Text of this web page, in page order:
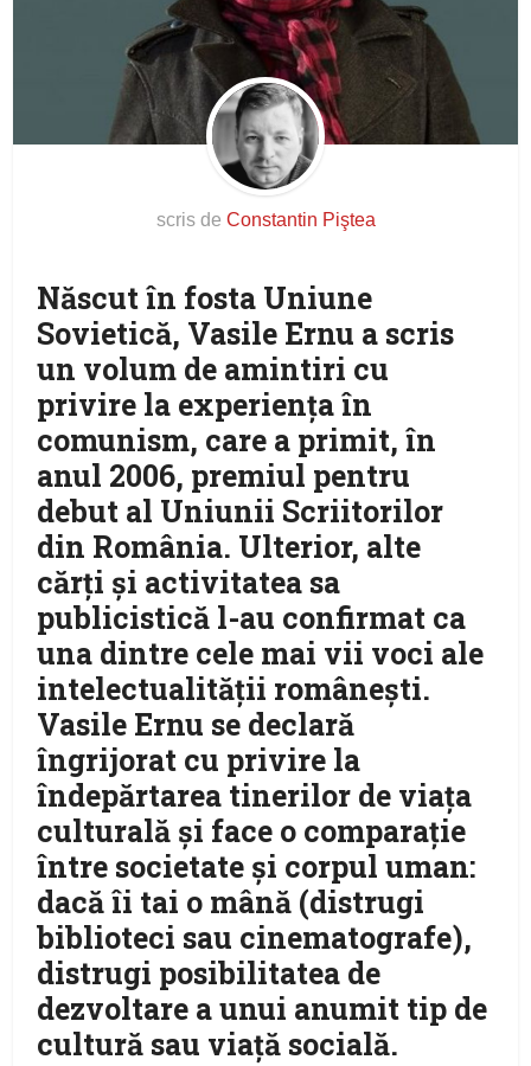
scris de Constantin Piştea
Născut în fosta Uniune
Sovietică, Vasile Ernu a scris
un volum de amintiri cu
privire la experienţa în
comunism, care a primit, în
anul 2006, premiul pentru
debut al Uniunii Scriitorilor
din România. Ulterior, alte
cărţi şi activitatea sa
publicistică l-au confirmat ca
una dintre cele mai vii voci ale
intelectualităţii româneşti.
Vasile Ernu se declară
îngrijorat cu privire la
îndepărtarea tinerilor de viaţa
culturală şi face o comparaţie
între societate şi corpul uman:
dacă îi tai o mână (distrugi
biblioteci sau cinematografe),
distrugi posibilitatea de
dezvoltare a unui anumit tip de
cultură sau viaţă socială.